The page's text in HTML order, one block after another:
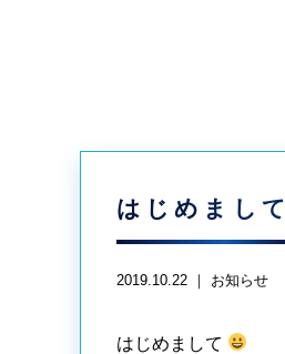
はじめまして
2019.10.22 ｜ お知らせ
はじめまして